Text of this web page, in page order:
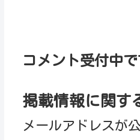
コメント受付中
掲載情報に関す
メールアドレスが